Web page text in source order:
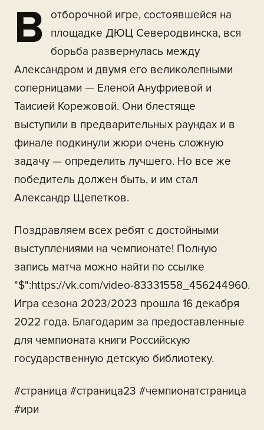
В
отборочной игре, состоявшейся на
площадке ДЮЦ Северодвинска, вся
борьба развернулась между
Александром и двумя его великолепными
соперницами — Еленой Ануфриевой и
Таисией Корежовой. Они блестяще
выступили в предварительных раундах и в
финале подкинули жюри очень сложную
задачу — определить лучшего. Но все же
победитель должен быть, и им стал
Александр Щепетков.
Поздравляем всех ребят с достойными
выступлениями на чемпионате! Полную
запись матча можно найти по ссылке
"$":https://vk.com/video-83331558_456244960.
Игра сезона 2023/2023 прошла 16 декабря
2022 года. Благодарим за предоставленные
для чемпионата книги Российскую
государственную детскую библиотеку.
#страница #страница23 #чемпионатстраница
#ири